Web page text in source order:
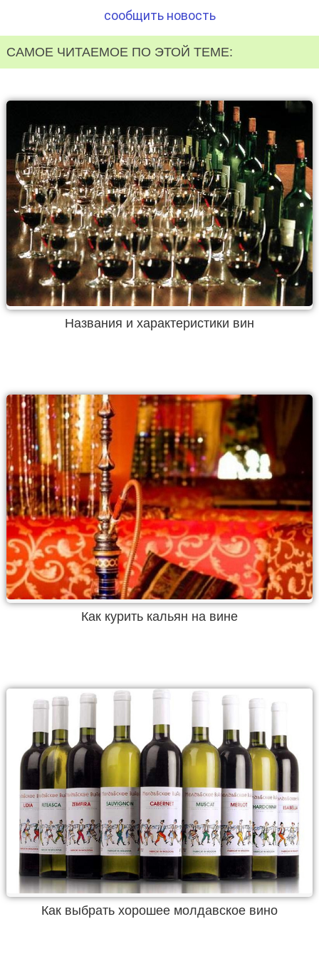
сообщить новость
САМОЕ ЧИТАЕМОЕ ПО ЭТОЙ ТЕМЕ:
Названия и характеристики вин
Как курить кальян на вине
Как выбрать хорошее молдавское вино